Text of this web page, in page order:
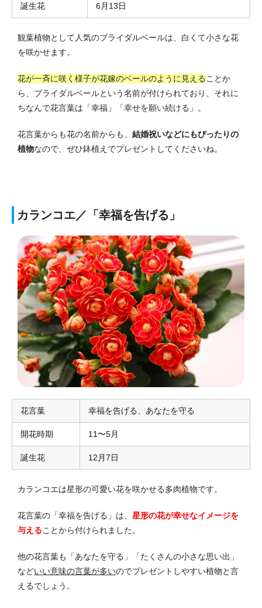
誕生花 6月13日
観葉植物として人気のブライダルベールは、白くて小さな花
を咲かせます。
花が一斉に咲く様子が花嫁のベールのように見える ことか
ら、ブライダルベールという名前が付けられており、それに
ちなんで花言葉は「幸福」「幸せを願い続ける」。
花言葉からも花の名前からも、 結婚祝いなどにもぴったりの
植物なので、ぜひ鉢植えでプレゼントしてくださいね。
カランコエ／「幸福を告げる」
花言葉 幸福を告げる、あなたを守る
開花時期 11〜5月
誕生花 12月7日
カランコエは星形の可愛い花を咲かせる多肉植物です。
花言葉の「幸福を告げる」は、 星形の花が幸せなイメージを
与えることから付けられました。
他の花言葉も「あなたを守る」「たくさんの小さな思い出」
などいい意味の言葉が多いのでプレゼントしやすい植物と言
えるでしょう。